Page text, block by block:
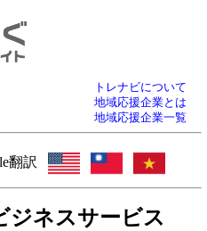
トレナビについて
地域応援企業とは
地域応援企業一覧
翻訳
ジネスサービス